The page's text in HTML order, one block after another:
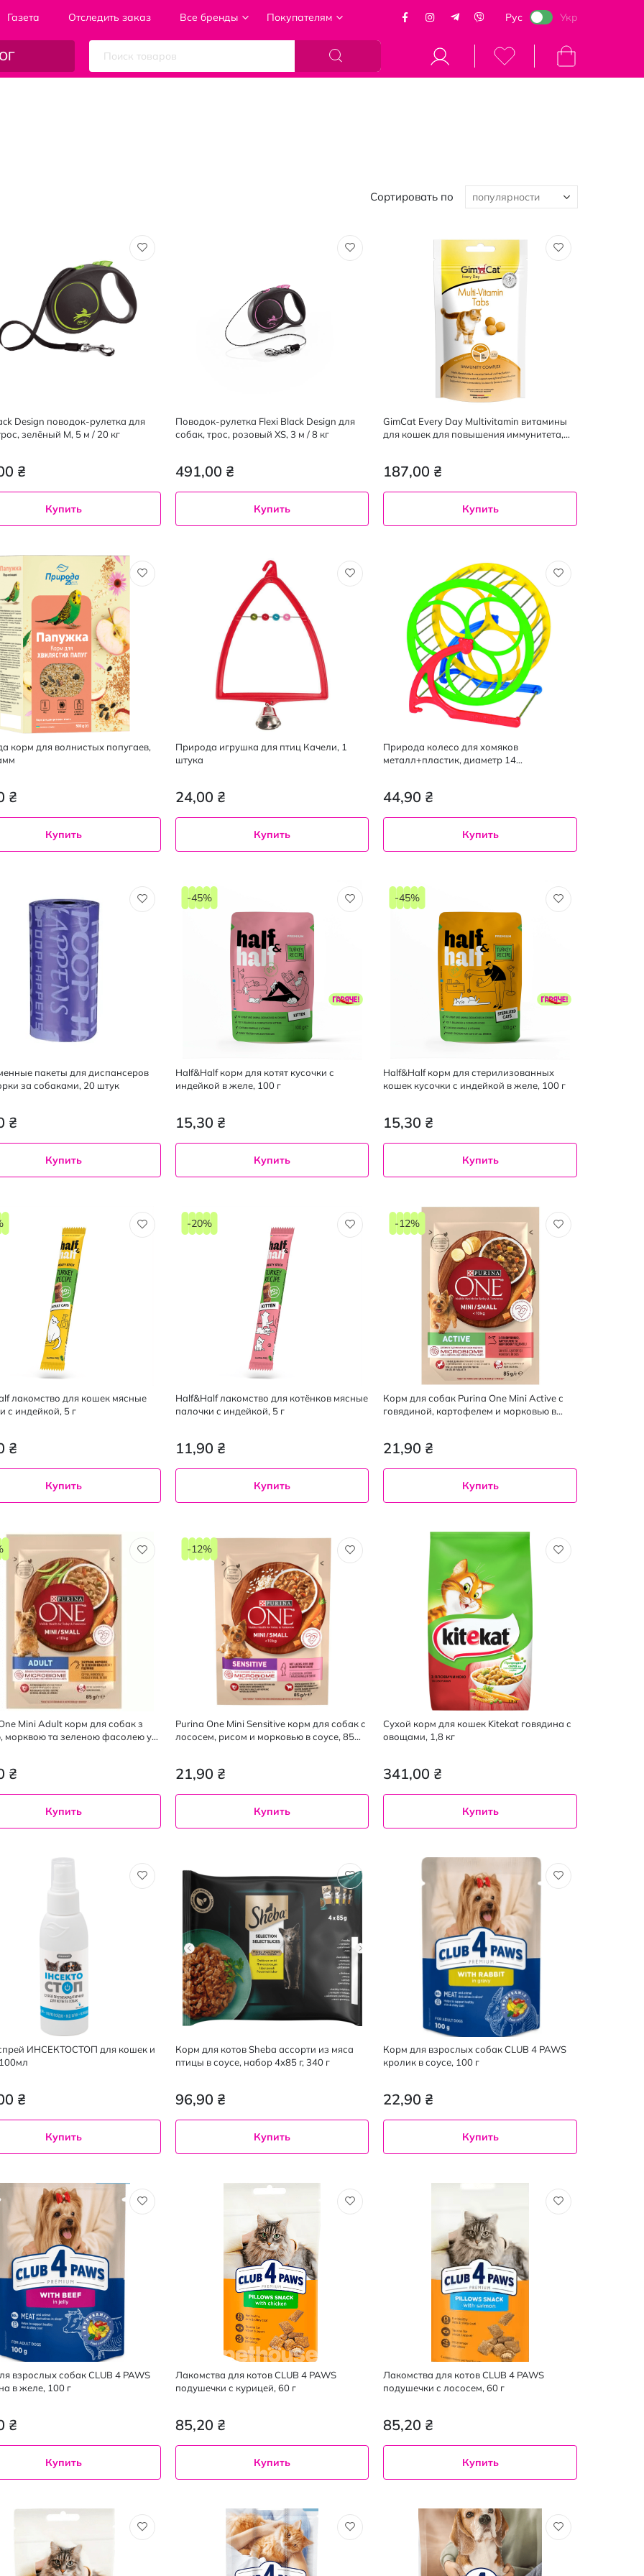
Газета Отследить заказ Все бренды Покупателям Рус Укр
Моя корзина
Сортировать по
Design поводок-рулетка для
зелёный M, 5 м / 20 кг
₴
Купить
Поводок-рулетка Flexi Black Design для
собак, трос, розовый XS, 3 м / 8 кг
491,00 ₴
Купить
GimCat Every Day Multivitamin витамины
для кошек для повышения иммунитета,
187,00 ₴
Купить
корм для волнистых попугаев,
₴
Купить
Природа игрушка для птиц Качели, 1
штука
24,00 ₴
Купить
Природа колесо для хомяков
металл+пластик, диаметр 14
44,90 ₴
Купить
пакеты для диспансеров
за собаками, 20 штук
₴
Купить
Half&Half корм для котят кусочки с
индейкой в желе, 100 г
15,30 ₴
-45%
Купить
Half&Half корм для стерилизованных
кошек кусочки с индейкой в желе, 100 г
15,30 ₴
-45%
Купить
лакомство для кошек мясные
с индейкой, 5 г
₴
Купить
Half&Half лакомство для котёнков мясные
палочки с индейкой, 5 г
11,90 ₴
-20%
Купить
Корм для собак Purina One Mini Active с
говядиной, картофелем и морковью в
21,90 ₴
-12%
Купить
Mini Adult корм для собак з
морквою та зеленою фасолею у
₴
Купить
Purina One Mini Sensitive корм для собак с
лососем, рисом и морковью в соусе, 85
21,90 ₴
-12%
Купить
Сухой корм для кошек Kitekat говядина с
овощами, 1,8 кг
341,00 ₴
Купить
ИНСЕКТОСТОП для кошек и
₴
Купить
Корм для котов Sheba ассорти из мяса
птицы в соусе, набор 4х85 г, 340 г
96,90 ₴
Купить
Корм для взрослых собак CLUB 4 PAWS
кролик в соусе, 100 г
22,90 ₴
Купить
взрослых собак CLUB 4 PAWS
в желе, 100 г
₴
Купить
Лакомства для котов CLUB 4 PAWS
подушечки с курицей, 60 г
85,20 ₴
Купить
Лакомства для котов CLUB 4 PAWS
подушечки с лососем, 60 г
85,20 ₴
Купить